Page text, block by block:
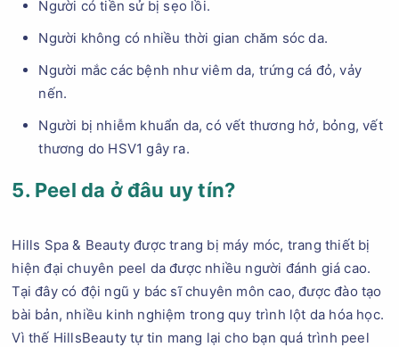
Người có tiền sử bị sẹo lồi.
Người không có nhiều thời gian chăm sóc da.
Người mắc các bệnh như viêm da, trứng cá đỏ, vảy
nến.
Người bị nhiễm khuẩn da, có vết thương hở, bỏng, vết
thương do HSV1 gây ra.
5. Peel da ở đâu uy tín?
Hills Spa & Beauty được trang bị máy móc, trang thiết bị
hiện đại chuyên peel da được nhiều người đánh giá cao.
Tại đây có đội ngũ y bác sĩ chuyên môn cao, được đào tạo
bài bản, nhiều kinh nghiệm trong quy trình lột da hóa học.
Vì thế HillsBeauty tự tin mang lại cho bạn quá trình peel